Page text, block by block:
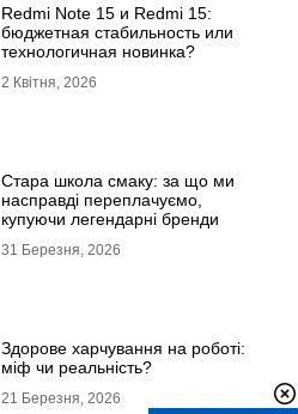
Redmi Note 15 и Redmi 15:
бюджетная стабильность или
технологичная новинка?
2 Квітня, 2026
Стара школа смаку: за що ми
насправді переплачуємо,
купуючи легендарні бренди
31 Березня, 2026
Здорове харчування на роботі:
міф чи реальність?
21 Березня, 2026